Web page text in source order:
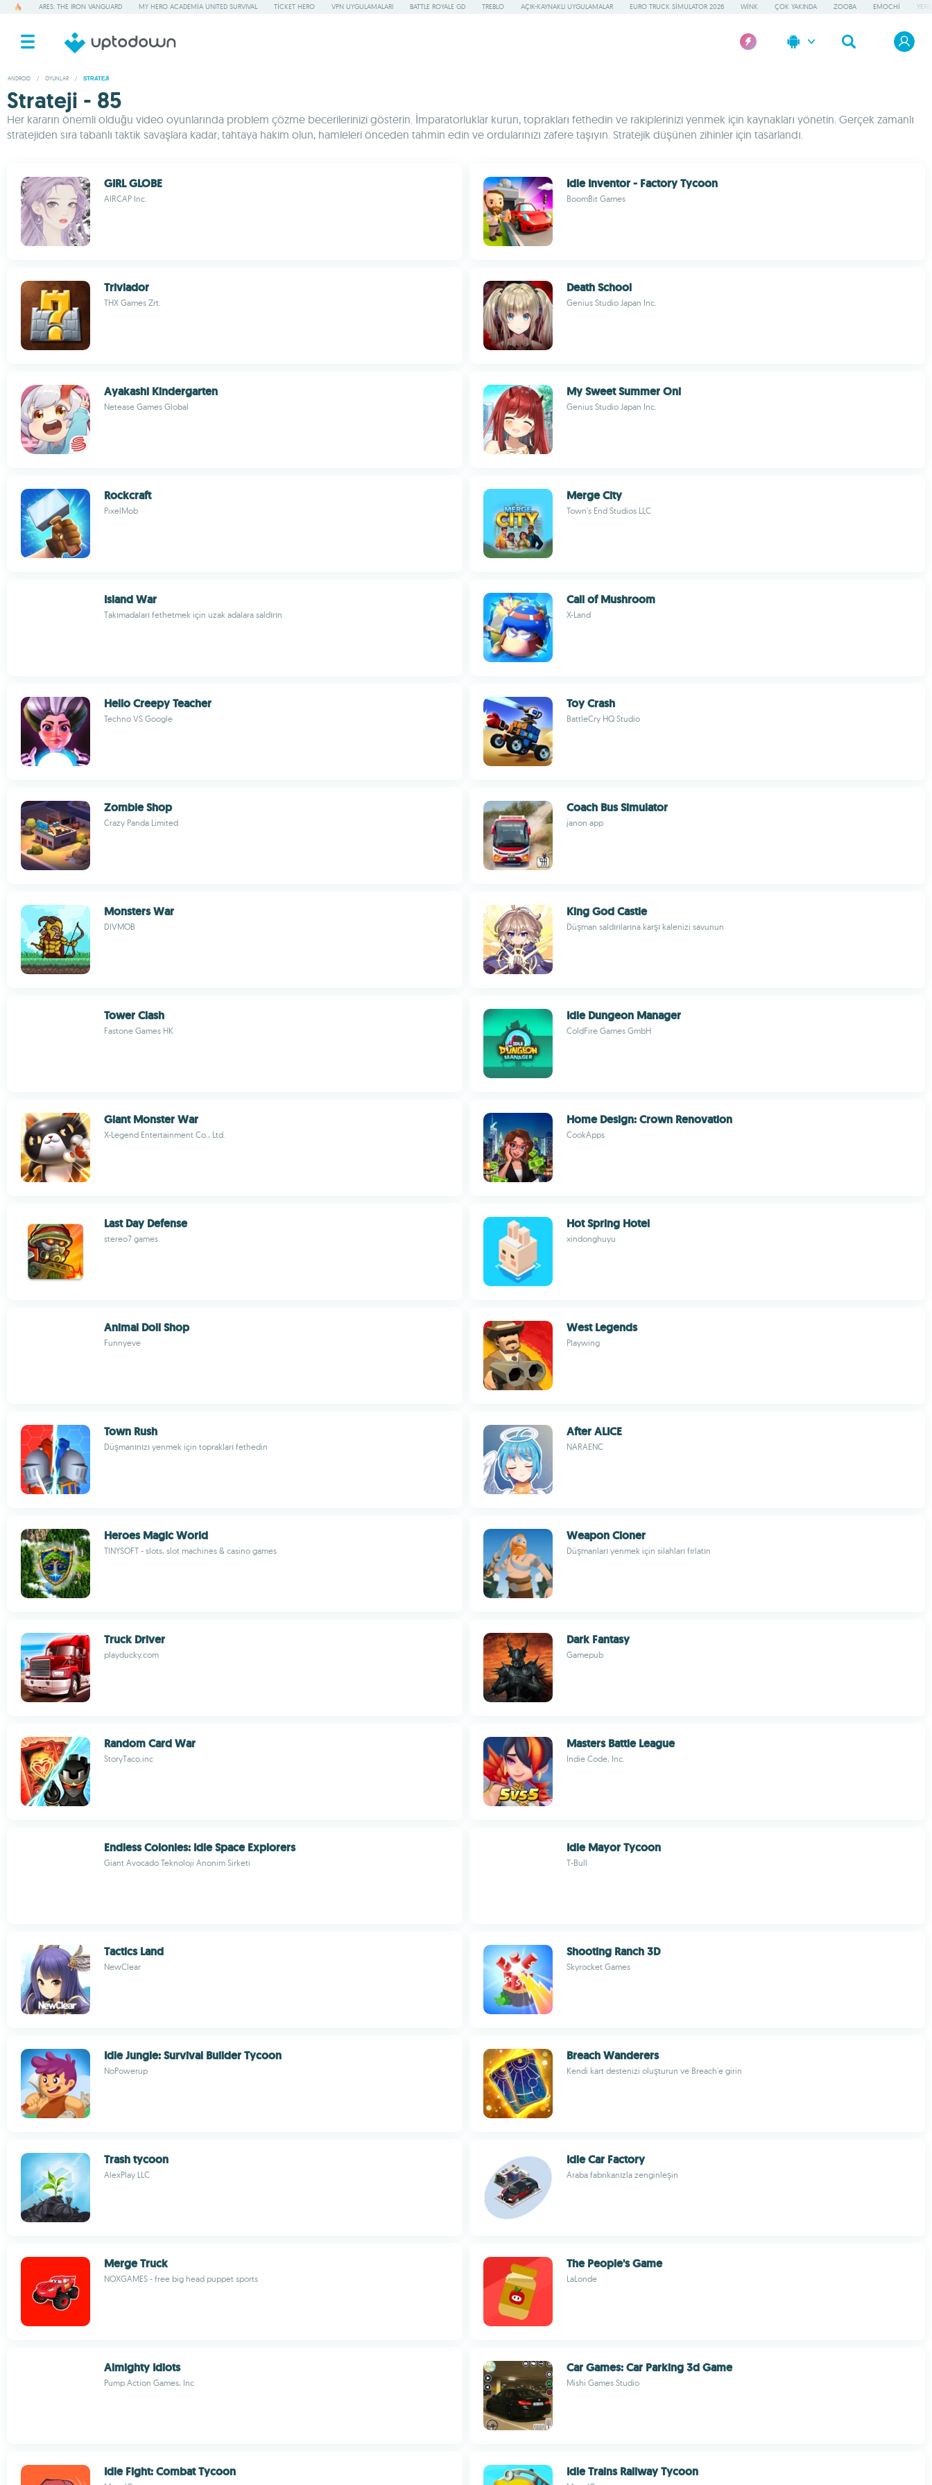
ARES: THE IRON VANGUARD MY HERO ACADEMIA UNITED SURVIVAL TICKET HERO VPN UYGULAMALARI BATTLE ROYALE GD TREBLO AÇIK-KAYNAKLI UYGULAMALAR EURO TRUCK SIMULATOR 2026 WINK ÇOK YAKINDA ZOOBA EMOCHI
ANDROID / OYUNLAR / STRATEJI
Strateji - 85
Her kararın önemli olduğu video oyunlarında problem çözme becerilerinizi gösterin. İmparatorluklar kurun, toprakları fethedin ve rakiplerinizi yenmek için kaynakları yönetin. Gerçek zamanlı
stratejiden sıra tabanlı taktik savaşlara kadar; tahtaya hakim olun, hamleleri önceden tahmin edin ve ordularınızı zafere taşıyın. Stratejik düşünen zihinler için tasarlandı.
GIRL GLOBE
AIRCAP Inc.
Idle Inventor - Factory Tycoon
BoomBit Games
Triviador
THX Games Zrt.
Death School
Genius Studio Japan Inc.
Ayakashi Kindergarten
Netease Games Global
My Sweet Summer Oni
Genius Studio Japan Inc.
Rockcraft
PixelMob
Merge City
Town's End Studios LLC
Island War
Takımadaları fethetmek için uzak adalara saldırın
Call of Mushroom
X-Land
Hello Creepy Teacher
Techno VS Google
Toy Crash
BattleCry HQ Studio
Zombie Shop
Crazy Panda Limited
Coach Bus Simulator
janon app
Monsters War
DIVMOB
King God Castle
Düşman saldırılarına karşı kalenizi savunun
Tower Clash
Fastone Games HK
Idle Dungeon Manager
ColdFire Games GmbH
Giant Monster War
X-Legend Entertainment Co., Ltd.
Home Design: Crown Renovation
CookApps
Last Day Defense
stereo7 games
Hot Spring Hotel
xindonghuyu
Animal Doll Shop
Funnyeve
West Legends
Playwing
Town Rush
Düşmanınızı yenmek için toprakları fethedin
After ALICE
NARAENC
Heroes Magic World
TINYSOFT - slots, slot machines & casino games
Weapon Cloner
Düşmanları yenmek için silahları fırlatın
Truck Driver
playducky.com
Dark Fantasy
Gamepub
Random Card War
StoryTaco.inc
Masters Battle League
Indie Code, Inc.
Endless Colonies: Idle Space Explorers
Giant Avocado Teknoloji Anonim Sirketi
Idle Mayor Tycoon
T-Bull
Tactics Land
NewClear
Shooting Ranch 3D
Skyrocket Games
Idle Jungle: Survival Builder Tycoon
NoPowerup
Breach Wanderers
Kendi kart destenizi oluşturun ve Breach'e girin
Trash tycoon
AlexPlay LLC
Idle Car Factory
Araba fabrikanızla zenginleşin
Merge Truck
NOXGAMES - free big head puppet sports
The People's Game
LaLonde
Almighty Idiots
Pump Action Games, Inc
Car Games: Car Parking 3d Game
Mishi Games Studio
Idle Fight: Combat Tycoon Idle Trains Railway Tycoon